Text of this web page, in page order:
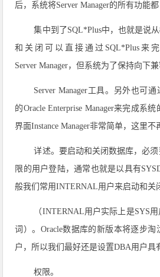
后，系统将Server Manager的所有功能都
集中到了SQL*Plus中，也就是说
和关闭可以直接通过SQL*Plus来
Server Manager，但系统为了保持向下
Server Manager工具。另外也可
的Oracle Enterprise Manager来完成系
界面Instance Manager非常简单，这里不
详述。要启动和关闭数据库，必
限的用户登陆，通常也就是以具有
般我们常用INTERNAL用户来启动和关
（INTERNAL用户实际上是SYS
词）。Oracle数据库的新版本将逐步
户，所以我们最好还是设置DBA用户具
权限。